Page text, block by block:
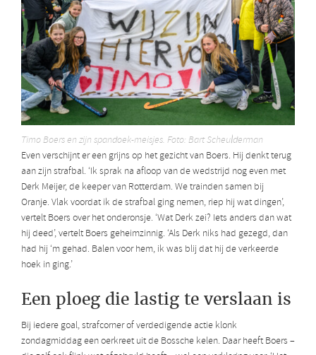
Timo Boers en zijn spandoek-meisjes. Foto: Bart Scheulderman
Even verschijnt er een grijns op het gezicht van Boers. Hij denkt terug
aan zijn strafbal. ‘Ik sprak na afloop van de wedstrijd nog even met
Derk Meijer, de keeper van Rotterdam. We trainden samen bij
Oranje. Vlak voordat ik de strafbal ging nemen, riep hij wat dingen’,
vertelt Boers over het onderonsje. ‘Wat Derk zei? Iets anders dan wat
hij deed’, vertelt Boers geheimzinnig. ‘Als Derk niks had gezegd, dan
had hij ‘m gehad. Balen voor hem, ik was blij dat hij de verkeerde
hoek in ging.’
Een ploeg die lastig te verslaan is
Bij iedere goal, strafcorner of verdedigende actie klonk
zondagmiddag een oerkreet uit de Bossche kelen. Daar heeft Boers –